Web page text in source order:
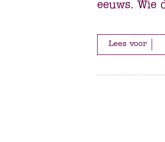
eeuws. Wie
Lees voor